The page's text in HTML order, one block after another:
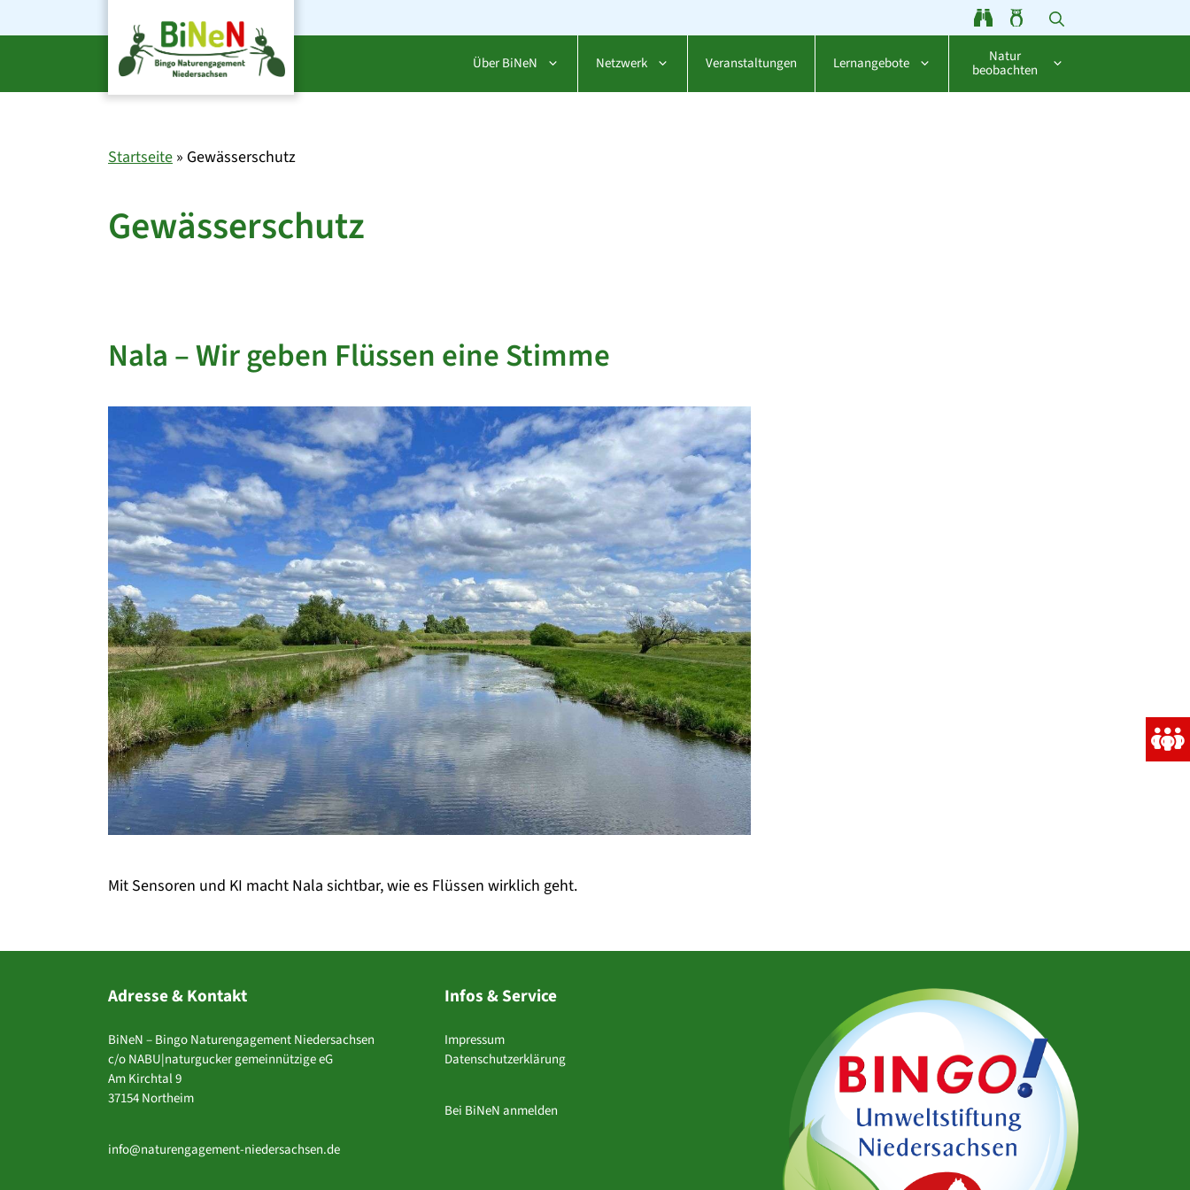
Inhalt
Über BiNeN Netzwerk Veranstaltungen Lernangebote Natur
beobachten
Startseite » Gewässerschutz
Gewässerschutz
Nala – Wir geben Flüssen eine Stimme
Mit Sensoren und KI macht Nala sichtbar, wie es Flüssen wirklich geht.
Adresse & Kontakt
BiNeN – Bingo Naturengagement Niedersachsen
c/o NABU|naturgucker gemeinnützige eG
Am Kirchtal 9
37154 Northeim
info@naturengagement-niedersachsen.de
Infos & Service
Impressum
Datenschutzerklärung
Bei BiNeN anmelden